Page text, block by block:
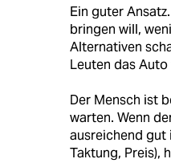
Ein guter
bringen will,
Alternativen
Leuten das
Der Mensch ist
warten. Wenn
ausreichend gut
Taktung, Preis),